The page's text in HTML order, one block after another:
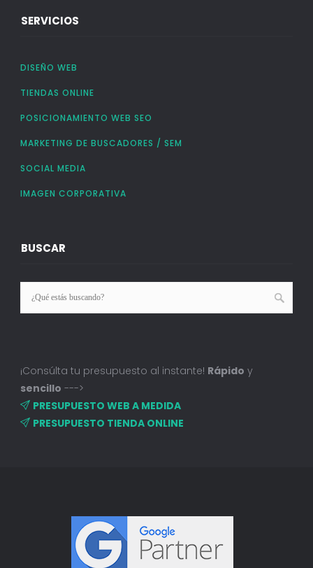
SERVICIOS
DISEÑO WEB
TIENDAS ONLINE
POSICIONAMIENTO WEB SEO
MARKETING DE BUSCADORES / SEM
SOCIAL MEDIA
IMAGEN CORPORATIVA
BUSCAR
¡Consúlta tu presupuesto al instante! Rápido y
sencillo --->
PRESUPUESTO WEB A MEDIDA
PRESUPUESTO TIENDA ONLINE